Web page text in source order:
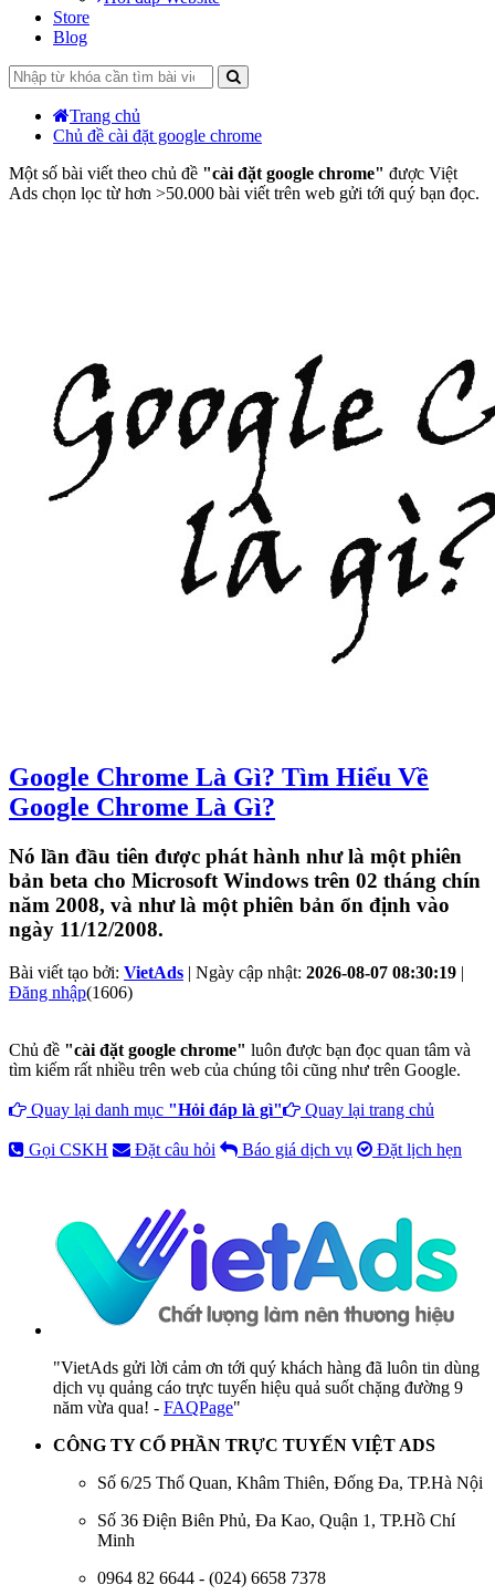
Store
Blog
Trang chủ
Chủ đề cài đặt google chrome
Một số bài viết theo chủ đề "cài đặt google chrome" được Việt
Ads chọn lọc từ hơn >50.000 bài viết trên web gửi tới quý bạn đọc.
Google Chrome Là Gì? Tìm Hiểu Về
Google Chrome Là Gì?
Nó lần đầu tiên được phát hành như là một phiên
bản beta cho Microsoft Windows trên 02 tháng chín
năm 2008, và như là một phiên bản ổn định vào
ngày 11/12/2008.
Bài viết tạo bởi: VietAds | Ngày cập nhật: 2026-08-07 08:30:19 |
Đăng nhập(1606)
Chủ đề "cài đặt google chrome" luôn được bạn đọc quan tâm và
tìm kiếm rất nhiều trên web của chúng tôi cũng như trên Google.
Quay lại danh mục "Hỏi đáp là gì" Quay lại trang chủ
Gọi CSKH Đặt câu hỏi Báo giá dịch vụ Đặt lịch hẹn
"VietAds gửi lời cảm ơn tới quý khách hàng đã luôn tin dùng
dịch vụ quảng cáo trực tuyến hiệu quả suốt chặng đường 9
năm vừa qua! - FAQPage"
CÔNG TY CỔ PHẦN TRỰC TUYẾN VIỆT ADS
Số 6/25 Thổ Quan, Khâm Thiên, Đống Đa, TP.Hà Nội
Số 36 Điện Biên Phủ, Đa Kao, Quận 1, TP.Hồ Chí
Minh
0964 82 6644 - (024) 6658 7378